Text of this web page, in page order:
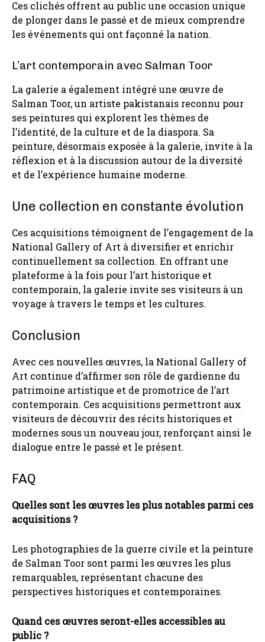
Ces clichés offrent au public une occasion unique
de plonger dans le passé et de mieux comprendre
les événements qui ont façonné la nation.
L’art contemporain avec Salman Toor
La galerie a également intégré une œuvre de
Salman Toor, un artiste pakistanais reconnu pour
ses peintures qui explorent les thèmes de
l’identité, de la culture et de la diaspora. Sa
peinture, désormais exposée à la galerie, invite à la
réflexion et à la discussion autour de la diversité
et de l’expérience humaine moderne.
Une collection en constante évolution
Ces acquisitions témoignent de l’engagement de la
National Gallery of Art à diversifier et enrichir
continuellement sa collection. En offrant une
plateforme à la fois pour l’art historique et
contemporain, la galerie invite ses visiteurs à un
voyage à travers le temps et les cultures.
Conclusion
Avec ces nouvelles œuvres, la National Gallery of
Art continue d’affirmer son rôle de gardienne du
patrimoine artistique et de promotrice de l’art
contemporain. Ces acquisitions permettront aux
visiteurs de découvrir des récits historiques et
modernes sous un nouveau jour, renforçant ainsi le
dialogue entre le passé et le présent.
FAQ
Quelles sont les œuvres les plus notables parmi ces
acquisitions ?
Les photographies de la guerre civile et la peinture
de Salman Toor sont parmi les œuvres les plus
remarquables, représentant chacune des
perspectives historiques et contemporaines.
Quand ces œuvres seront-elles accessibles au
public ?